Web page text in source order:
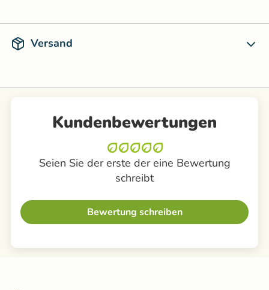
Versand
Kundenbewertungen
Seien Sie der erste der eine Bewertung
schreibt
Bewertung schreiben